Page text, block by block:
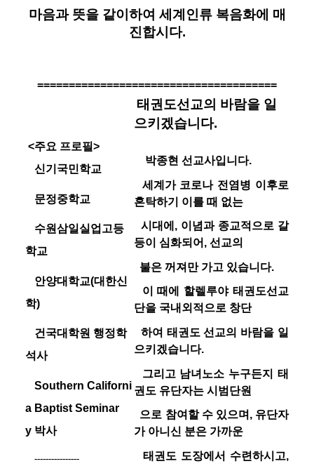
마음과 뜻을 같이하여 세계인류 복음화에 매
진합시다.
======================================
<주요 프로필>
신기국민학교
문정중학교
수원삼일실업고등
학교
안양대학교(대한신
학)
건국대학원 행정학
석사
Southern Californi
a Baptist Seminar
y 박사
----------------
태권도선교의 바람을 일
으키겠습니다.
박종현 선교사입니다.
세계가 코로나 전염병 이후로
혼탁하기 이를 때 없는
시대에, 이념과 종교적으로 갈
등이 심화되어, 선교의
불은 꺼져만 가고 있습니다.
이 때에 할렐루야 태권도선교
단을 국내외적으로 창단
하여 태권도 선교의 바람을 일
으키겠습니다.
그리고 남녀노소 누구든지 태
권도 유단자는 시범단원
으로 참여할 수 있으며, 유단자
가 아니신 분은 가까운
태권도 도장에서 수련하시고,